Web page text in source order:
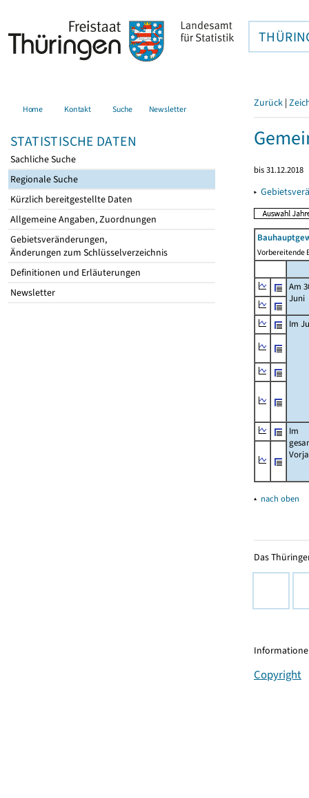
Home Kontakt Suche Newsletter
STATISTISCHE DATEN
Sachliche Suche
Regionale Suche
Kürzlich bereitgestellte Daten
Allgemeine Angaben, Zuordnungen
Gebietsveränderungen,
Änderungen zum Schlüsselverzeichnis
Definitionen und Erläuterungen
Newsletter
Zurück |
bis 31.12.2018
▸
Vorbereitende
Am
Juni
Im
Im
▴ nach oben
Das
Copyright